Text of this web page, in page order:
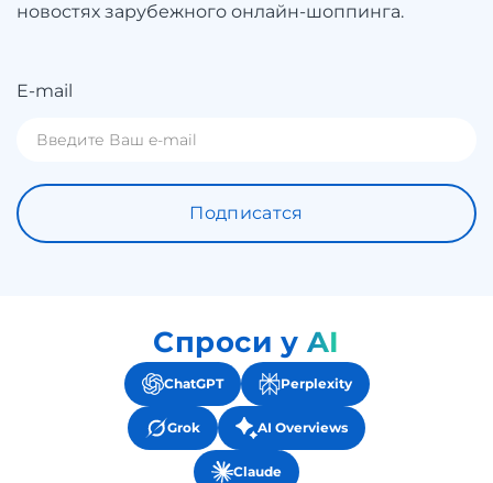
новостях зарубежного онлайн-шоппинга.
E-mail
Подписатся
Спроси у AI
ChatGPT Perplexity
Grok AI Overviews
Claude